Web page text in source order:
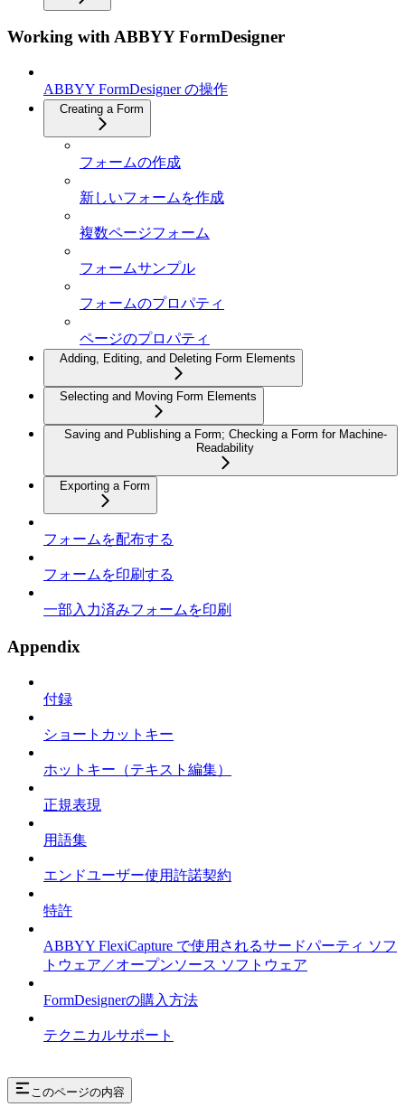
Working with ABBYY FormDesigner
ABBYY FormDesigner の操作
Creating a Form
フォームの作成
新しいフォームを作成
複数ページフォーム
フォームサンプル
フォームのプロパティ
ページのプロパティ
Adding, Editing, and Deleting Form Elements
Selecting and Moving Form Elements
Saving and Publishing a Form; Checking a Form for Machine-
Readability
Exporting a Form
フォームを配布する
フォームを印刷する
一部入力済みフォームを印刷
Appendix
付録
ショートカットキー
ホットキー（テキスト編集）
正規表現
用語集
エンドユーザー使用許諾契約
特許
ABBYY FlexiCapture で使用されるサードパーティ ソフ
トウェア／オープンソース ソフトウェア
FormDesignerの購入方法
テクニカルサポート
このページの内容